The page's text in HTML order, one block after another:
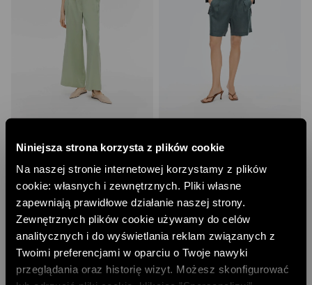
Niniejsza strona korzysta z plików cookie
Na naszej stronie internetowej korzystamy z plików
cookie: własnych i zewnętrznych. Pliki własne
zapewniają prawidłowe działanie naszej strony.
Zewnętrznych plików cookie używamy do celów
analitycznych i do wyświetlania reklam związanych z
Twoimi preferencjami w oparciu o Twoje nawyki
przeglądania oraz historię wizyt. Możesz skonfigurować
148,00 PLN
CENA REGULARNA:329,00 PLN
-10% PRZY ZAKUPIE ZA 500 PLN
157,00 PLN
CENA REGULARNA:349,00 PLN
-10% PRZY ZAKUPIE ZA 500 PLN